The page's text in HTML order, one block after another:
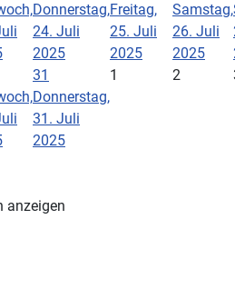
Donnerstag,
24. Juli
2025
Freitag,
25. Juli
2025
Samstag,
26. Juli
2025
31
Donnerstag,
31. Juli
2025
1 2
anzeigen